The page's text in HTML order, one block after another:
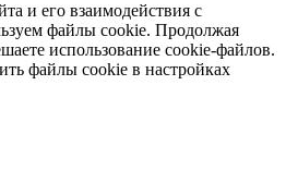
и его взаимодействия с
файлы cookie. Продолжая
использование cookie-файлов.
файлы cookie в настройках